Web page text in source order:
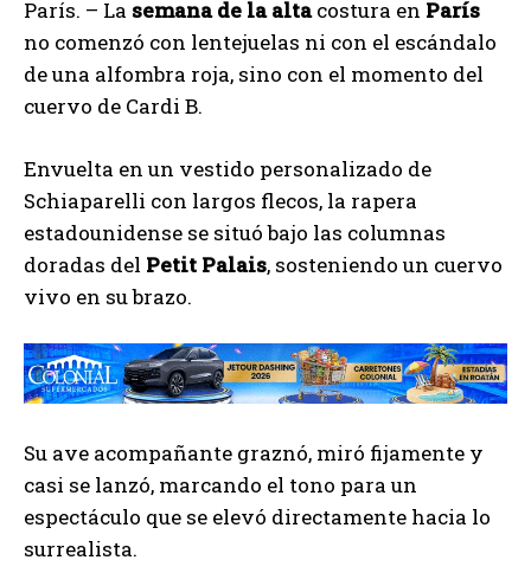
París. – La semana de la altacostura en París
no comenzó con lentejuelas ni con el escándalo
de una alfombra roja, sino con el momento del
cuervo de Cardi B.
Envuelta en un vestido personalizado de
Schiaparelli con largos flecos, la rapera
estadounidense se situó bajo las columnas
doradas del Petit Palais, sosteniendo un cuervo
vivo en su brazo.
Su ave acompañante graznó, miró fijamente y
casi se lanzó, marcando el tono para un
espectáculo que se elevó directamente hacia lo
surrealista.